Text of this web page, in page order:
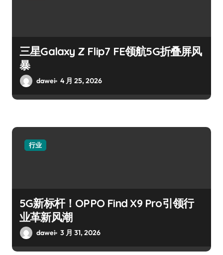
三星Galaxy Z Flip7 FE领航5G折叠屏风
暴
dawei 4 月 25, 2026
行业
5G新标杆！OPPO Find X9 Pro引领行
业革新风潮
dawei 3 月 31, 2026